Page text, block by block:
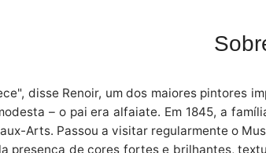
disse Renoir, um dos maiores pintores
– o pai era alfaiate. Em 1845, a
Arts. Passou a visitar regularmente o
presença de cores fortes e brilhantes,